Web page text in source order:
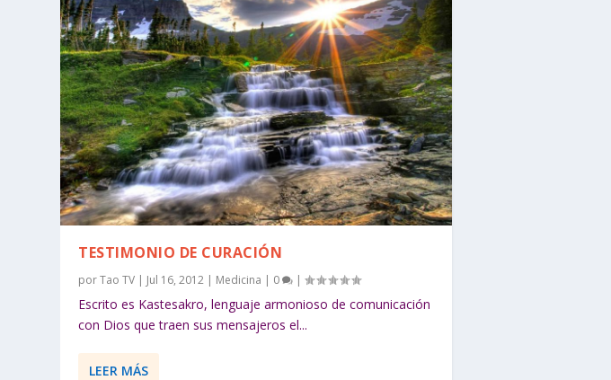
TESTIMONIO DE CURACIÓN
porTao TV | Jul 16, 2012 | Medicina | 0 |
Escrito es Kastesakro, lenguaje armonioso de comunicación
con Dios que traen sus mensajeros el...
LEER MÁS